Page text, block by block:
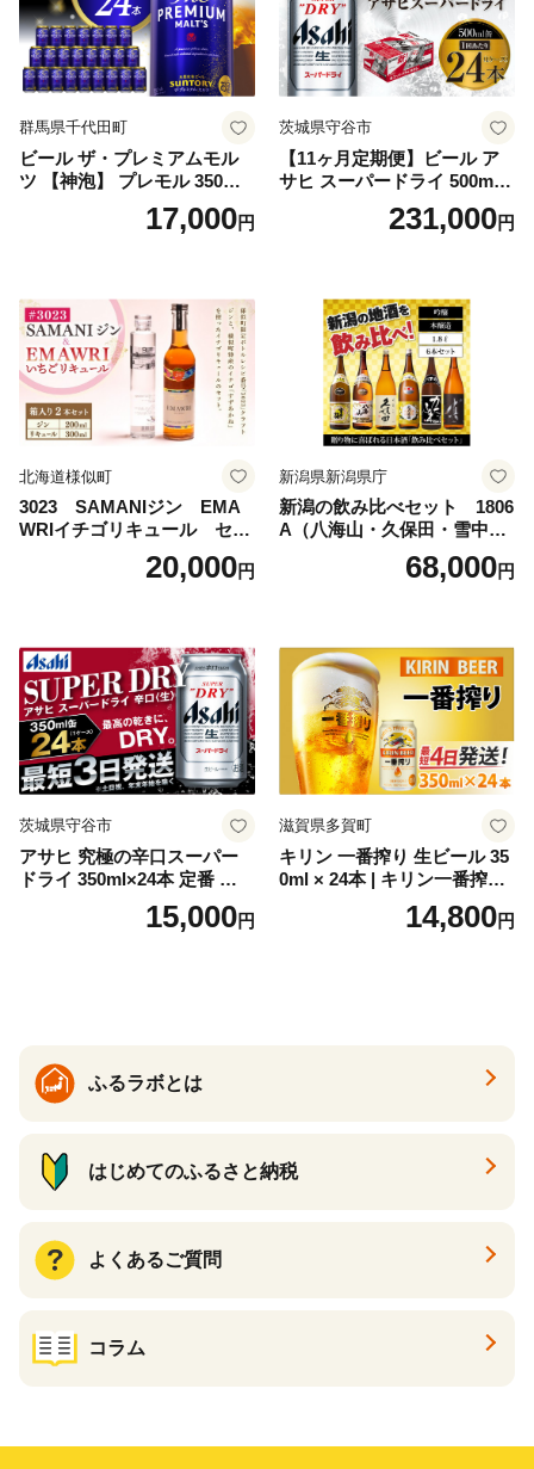
群馬県千代田町
ビール ザ・プレミアムモル
ツ 【神泡】 プレモル 350ml
× 24本 サントリー〈天然水の
ビール工場〉群馬※沖縄・離
17,000円
茨城県守谷市
【11ヶ月定期便】ビール ア
サヒ スーパードライ 500ml 2
4本 1ケース×11ヶ月 | アサヒ
ビール 究極の辛口 酒 お酒 ア
uper dry 11回 缶ビール 缶 ギ
フト 内祝い 茨城県守谷市 送
料無料
231,000円
北海道様似町
3023 SAMANIジン EMA
WRIイチゴリキュール セッ
ト（箱入り）【大人の味 酒
お酒 洋酒 スピリッツ クラフ
セット 詰め合わせ カクテル
ソーダ割り アルコール ロッ
ク ソーダ ジントニック 】
20,000円
新潟県新潟県庁
新潟の飲み比べセット 1806
A（八海山・久保田・雪中
梅・越乃寒梅・かたふね・千
68,000円
茨城県守谷市
アサヒ 究極の辛口スーパー
ドライ 350ml×24本 定番 ビー
ル 缶ビール 酒 お酒 アルコー
15,000円
滋賀県多賀町
キリン 一番搾り 生ビール 35
0ml × 24本 | キリン一番搾り
キリンビール 一番搾り ビー
ル 24缶 きりんいちばんしぼ
14,800円
ふるラボとは
はじめてのふるさと納税
よくあるご質問
コラム